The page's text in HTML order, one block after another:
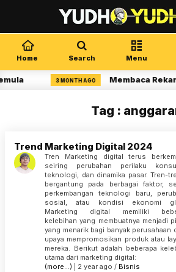
Home Search Menu
3 MONTH AGO Membaca
Tag :
Trend Marketing Digital 2024
Tren Marketing digital terus
seiring perubahan perilaku
teknologi, dan dinamika pasar. Tren-
bergantung pada berbagai faktor,
perkembangan teknologi baru,
sosial, atau kondisi ekonomi
Marketing digital memiliki
kelebihan yang membuatnya menjadi
yang menarik bagi banyak perusahaan
upaya mempromosikan produk atau
mereka. Berikut adalah beberapa
utama dari marketing digital:
(more…) | 2 year ago / Bisnis